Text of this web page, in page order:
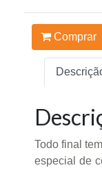
Comprar
Todo final
especial de